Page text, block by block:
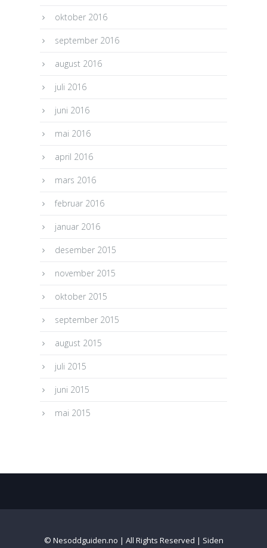
oktober 2016
september 2016
august 2016
juli 2016
juni 2016
mai 2016
april 2016
mars 2016
februar 2016
januar 2016
desember 2015
november 2015
oktober 2015
september 2015
august 2015
juli 2015
juni 2015
mai 2015
© Nesoddguiden.no | All Rights Reserved | Siden